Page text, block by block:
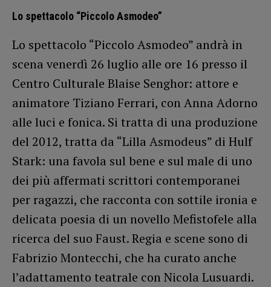
Lo spettacolo “Piccolo Asmodeo”
Lo spettacolo “Piccolo Asmodeo” andrà in
scena venerdì 26 luglio alle ore 16 presso il
Centro Culturale Blaise Senghor: attore e
animatore Tiziano Ferrari, con Anna Adorno
alle luci e fonica. Si tratta di una produzione
del 2012, tratta da “Lilla Asmodeus” di Hulf
Stark: una favola sul bene e sul male di uno
dei più affermati scrittori contemporanei
per ragazzi, che racconta con sottile ironia e
delicata poesia di un novello Mefistofele alla
ricerca del suo Faust. Regia e scene sono di
Fabrizio Montecchi, che ha curato anche
l’adattamento teatrale con Nicola Lusuardi.